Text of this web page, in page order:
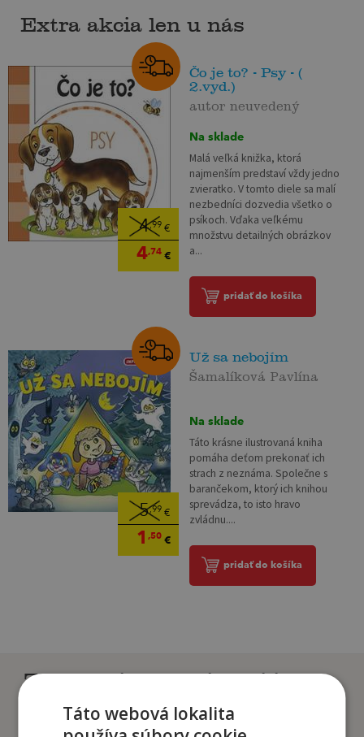
Extra akcia len u nás
4,99 €
4,74€
Čo je to? - Psy - (
2.vyd.)
autor neuvedený
Na sklade
Malá veľká knižka, ktorá
najmenším predstaví vždy jedno
zvieratko. V tomto diele sa malí
nezbedníci dozvedia všetko o
psíkoch. Vďaka veľkému
množstvu detailných obrázkov
a...
pridať do košíka
5,99 €
1 ,50€
Už sa nebojím
Šamalíková Pavlína
Na sklade
Táto krásne ilustrovaná kniha
pomáha deťom prekonať ich
strach z neznáma. Společne s
barančekom, ktorý ich knihou
sprevádza, to isto hravo
zvládnu....
pridať do košíka
Zákazníci, ktorí si kúpili
tento titul si tiež kúpili
Táto webová lokalita